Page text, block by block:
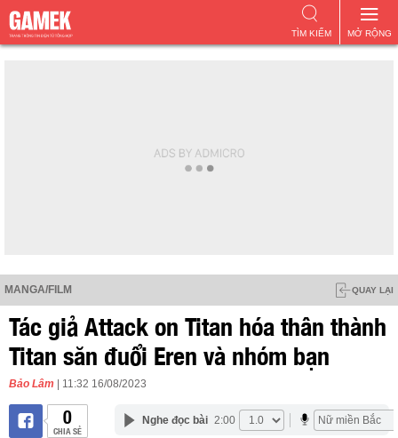
MỞ RỘNG
TÌM KIẾM
MANGA/FILM QUAY LẠI
Tác giả Attack on Titan hóa thân thành
Titan săn đuổi Eren và nhóm bạn
Bảo Lâm | 11:32 16/08/2023
0
CHIA SẺ
Nghe đọc bài 2:00